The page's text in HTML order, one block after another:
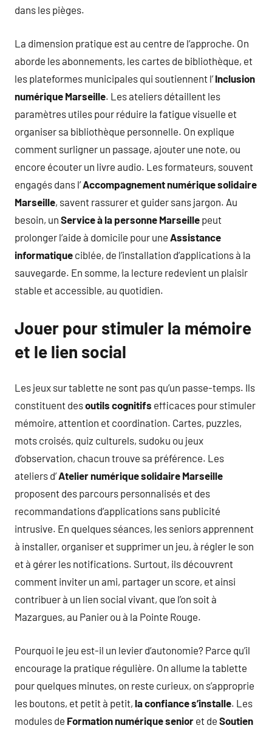
dans les pièges.
La dimension pratique est au centre de l’approche. On
aborde les abonnements, les cartes de bibliothèque, et
les plateformes municipales qui soutiennent l’Inclusion
numérique Marseille. Les ateliers détaillent les
paramètres utiles pour réduire la fatigue visuelle et
organiser sa bibliothèque personnelle. On explique
comment surligner un passage, ajouter une note, ou
encore écouter un livre audio. Les formateurs, souvent
engagés dans l’Accompagnement numérique solidaire
Marseille, savent rassurer et guider sans jargon. Au
besoin, un Service à la personne Marseille peut
prolonger l’aide à domicile pour une Assistance
informatique ciblée, de l’installation d’applications à la
sauvegarde. En somme, la lecture redevient un plaisir
stable et accessible, au quotidien.
Jouer pour stimuler la mémoire
et le lien social
Les jeux sur tablette ne sont pas qu’un passe-temps. Ils
constituent desoutils cognitifs efficaces pour stimuler
mémoire, attention et coordination. Cartes, puzzles,
mots croisés, quiz culturels, sudoku ou jeux
d’observation, chacun trouve sa préférence. Les
ateliers d’Atelier numérique solidaire Marseille
proposent des parcours personnalisés et des
recommandations d’applications sans publicité
intrusive. En quelques séances, les seniors apprennent
à installer, organiser et supprimer un jeu, à régler le son
et à gérer les notifications. Surtout, ils découvrent
comment inviter un ami, partager un score, et ainsi
contribuer à un lien social vivant, que l’on soit à
Mazargues, au Panier ou à la Pointe Rouge.
Pourquoi le jeu est-il un levier d’autonomie? Parce qu’il
encourage la pratique régulière. On allume la tablette
pour quelques minutes, on reste curieux, on s’approprie
les boutons, et petit à petit, la confiance s’installe. Les
modules de Formation numérique senior et de Soutien